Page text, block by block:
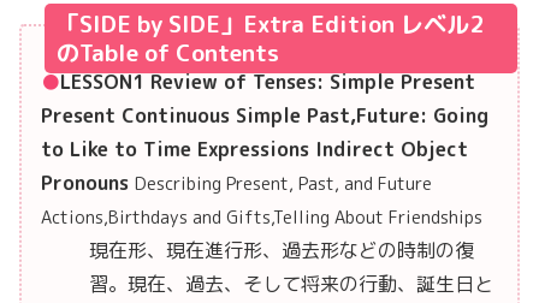
「SIDE by SIDE」Extra Edition レベル2
のTable of Contents
LESSON1 Review of Tenses: Simple Present
Present Continuous Simple Past,Future: Going
to Like to Time Expressions Indirect Object
Pronouns Describing Present, Past, and Future
Actions,Birthdays and Gifts,Telling About Friendships
現在形、現在進行形、過去形などの時制の復
習。現在、過去、そして将来の行動、誕生日と